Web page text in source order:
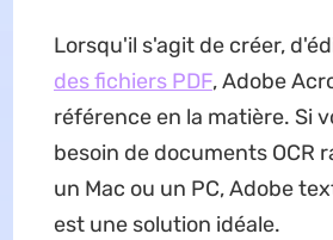
Lorsqu'il s'agit de créer,
des fichiers PDF, Adobe
référence en la matière. Si
besoin de documents OCR
un Mac ou un PC, Adobe
est une solution idéale.